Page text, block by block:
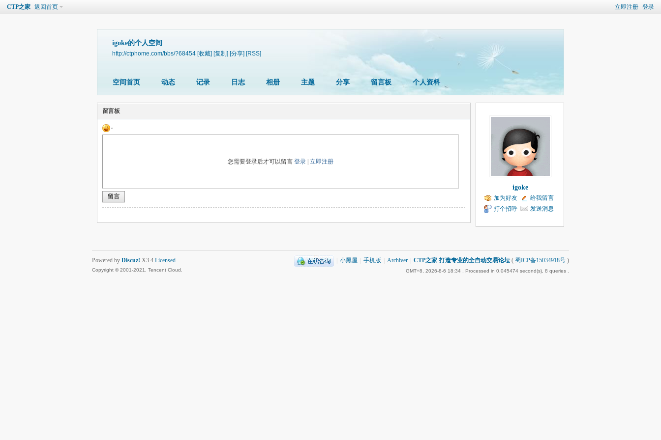
立即注册 登录
CTP之家 返回首页
igoke的个人空间
http://ctphome.com/bbs/?68454 [收藏] [复制] [分享] [RSS]
空间首页 动态 记录 日志 相册 主题 分享 留言板 个人资料
留言板
您需要登录后才可以留言登录 |立即注册
留言
igoke
加为好友
给我留言
打个招呼
发送消息
小黑屋 手机版 Archiver CTP之家-打造专业的全自动交易论坛 ( 蜀ICP备15034918号 )
GMT+8, 2026-8-6 18:34 , Processed in 0.045474 second(s), 8 queries .
Powered by Discuz! X3.4 Licensed
Copyright © 2001-2021, Tencent Cloud.